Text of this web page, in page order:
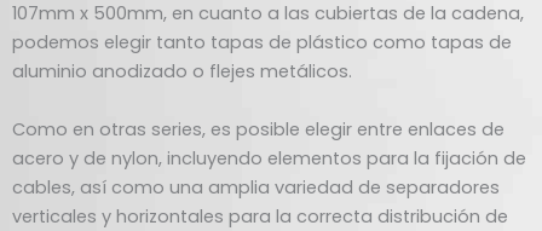
107mm x 500mm, en cuanto a las cubiertas de la cadena,
podemos elegir tanto tapas de plástico como tapas de
aluminio anodizado o flejes metálicos.
Como en otras series, es posible elegir entre enlaces de
acero y de nylon, incluyendo elementos para la fijación de
cables, así como una amplia variedad de separadores
verticales y horizontales para la correcta distribución de